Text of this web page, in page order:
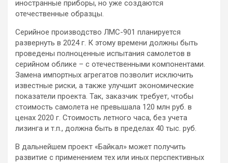
иностранные приборы, но уже создаются
отечественные образцы.
Серийное производство ЛМС-901 планируется
развернуть в 2024 г. К этому времени должны быть
проведены полноценные испытания самолетов в
серийном облике – с отечественными компонентами.
Замена импортных агрегатов позволит исключить
известные риски, а также улучшит экономические
показатели проекта. Так, заказчик требует, чтобы
стоимость самолета не превышала 120 млн руб. в
ценах 2020 г. Стоимость летного часа, без учета
лизинга и т.п., должна быть в пределах 40 тыс. руб.
В дальнейшем проект «Байкал» может получить
развитие с применением тех или иных перспективных